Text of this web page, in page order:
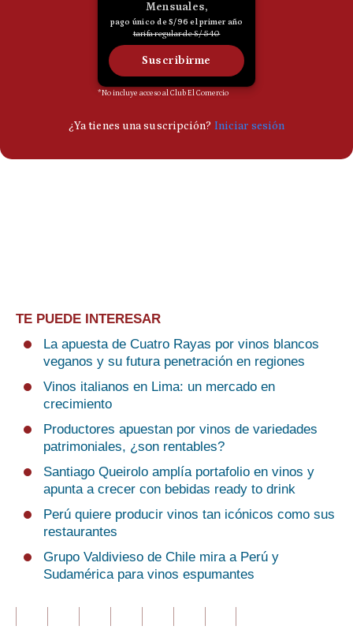
TE PUEDE INTERESAR
La apuesta de Cuatro Rayas por vinos blancos
veganos y su futura penetración en regiones
Vinos italianos en Lima: un mercado en
crecimiento
Productores apuestan por vinos de variedades
patrimoniales, ¿son rentables?
Santiago Queirolo amplía portafolio en vinos y
apunta a crecer con bebidas ready to drink
Perú quiere producir vinos tan icónicos como sus
restaurantes
Grupo Valdivieso de Chile mira a Perú y
Sudamérica para vinos espumantes